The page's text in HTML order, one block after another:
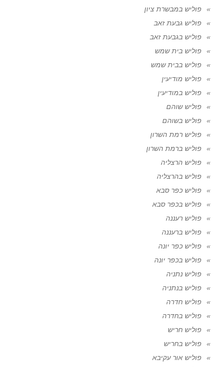
פוליש במבשרת ציון
פוליש גבעת זאב
פוליש בגבעת זאב
פוליש בית שמש
פוליש בבית שמש
פוליש מודיעין
פוליש במודיעין
פוליש שוהם
פוליש בשוהם
פוליש רמת השרון
פוליש ברמת השרון
פוליש הרצליה
פוליש בהרצליה
פוליש כפר סבא
פוליש בכפר סבא
פוליש רעננה
פוליש ברעננה
פוליש כפר יונה
פוליש בכפר יונה
פוליש נתניה
פוליש בנתניה
פוליש חדרה
פוליש בחדרה
פוליש חריש
פוליש בחריש
פוליש אור עקיבא